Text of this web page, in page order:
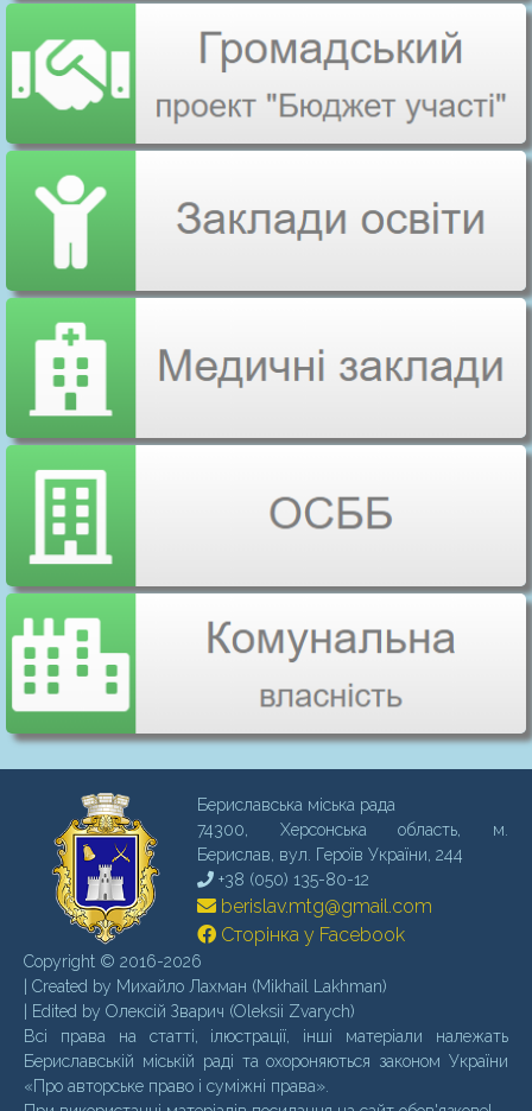
Бериславська міська рада
74300, Херсонська область, м.
Бериcлав, вул. Героїв України, 244
+38 (050) 135-80-12
berislav.mtg@gmail.com
Сторінка у Facebook
Copyright © 2016-2026
| Created by Михайло Лахман (Mikhail Lakhman)
| Edited by Олексій Зварич (Oleksii Zvarych)
Всі права на статті, ілюстрації, інші матеріали належать
Бериславській міській раді та охороняються законом України
«Про авторське право і суміжні права».